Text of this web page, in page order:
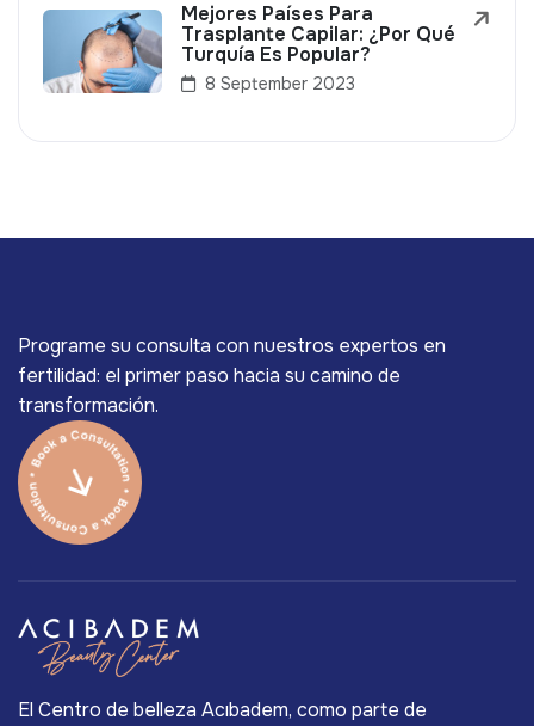
Mejores Países Para
Trasplante Capilar: ¿Por Qué
Turquía Es Popular?
8 September 2023
Programe su consulta con nuestros expertos en
fertilidad: el primer paso hacia su camino de
transformación.
El Centro de belleza Acıbadem, como parte de